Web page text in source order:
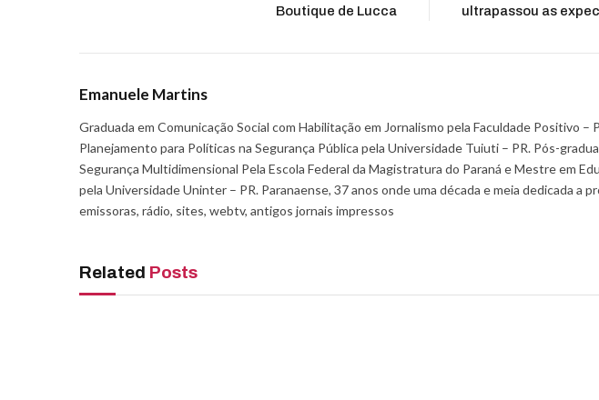
Boutique de Lucca
ultrapassou as
Emanuele Martins
Graduada em Comunicação Social com Habilitação em Jornalismo pela Faculdade Positivo –
Planejamento para Políticas na Segurança Pública pela Universidade Tuiuti – PR. Pós-
Segurança Multidimensional Pela Escola Federal da Magistratura do Paraná e Mestre em
pela Universidade Uninter – PR. Paranaense, 37 anos onde uma década e meia dedicada a
emissoras, rádio, sites, webtv, antigos jornais impressos
Related Posts